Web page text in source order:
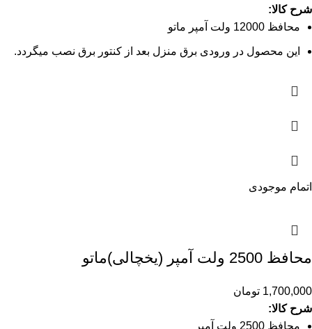
شرح کالا:
محافظ 12000 ولت آمپر ماتو
این محصول در ورودی برق منزل بعد از کنتور برق نصب میگردد.
اتمام موجودی
محافظ 2500 ولت آمپر (یخچالی)ماتو
1,700,000 تومان
شرح کالا:
محافظ 2500 ولت آمپر